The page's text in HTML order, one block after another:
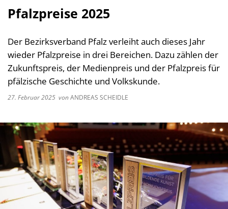
Pfalzpreise 2025
Der Bezirksverband Pfalz verleiht auch dieses Jahr
wieder Pfalzpreise in drei Bereichen. Dazu zählen der
Zukunftspreis, der Medienpreis und der Pfalzpreis für
pfälzische Geschichte und Volkskunde.
27. Februar 2025 vonANDREAS SCHEIDLE